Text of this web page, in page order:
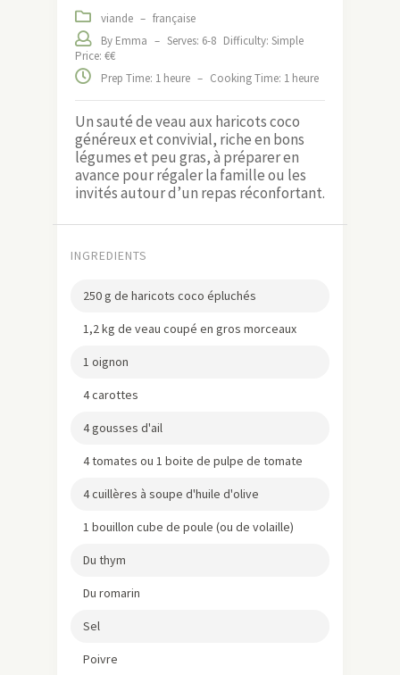
viande – française
By Emma – Serves: 6-8 Difficulty: Simple
Price: €€
Prep Time: 1 heure – Cooking Time: 1 heure
Un sauté de veau aux haricots coco
généreux et convivial, riche en bons
légumes et peu gras, à préparer en
avance pour régaler la famille ou les
invités autour d’un repas réconfortant.
INGREDIENTS
250 g de haricots coco épluchés
1,2 kg de veau coupé en gros morceaux
1 oignon
4 carottes
4 gousses d'ail
4 tomates ou 1 boite de pulpe de tomate
4 cuillères à soupe d'huile d'olive
1 bouillon cube de poule (ou de volaille)
Du thym
Du romarin
Sel
Poivre